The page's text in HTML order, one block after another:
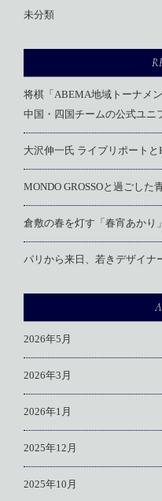
未分類
将棋「ABEMA地域トーナメ
中国・四国チームの公式ユニ
大沢伸一氏 ライブリポートと
MONDO GROSSOと過ごした
倉敷の春を灯す「春宵あかり」
パリから来日、若きデザイナ
2026年5月
2026年3月
2026年1月
2025年12月
2025年10月